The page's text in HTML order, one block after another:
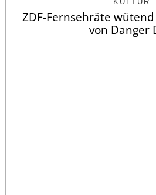
ZDF-Fernsehräte
von Danger